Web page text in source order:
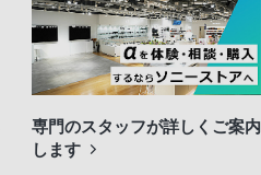
専門のスタッフが詳しくご案内
します